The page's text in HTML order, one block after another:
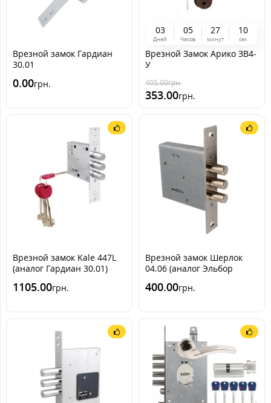
Врезной замок Гардиан
30.01
0.00грн.
03
Дней
05
Часов
27
минут
09
сек
Врезной Замок Арико ЗВ4-
У
405.00грн.
353.00грн.
Врезной замок Kale 447L
(аналог Гардиан 30.01)
1105.00грн.
Врезной замок Шерлок
04.06 (аналог Эльбор
400.00грн.